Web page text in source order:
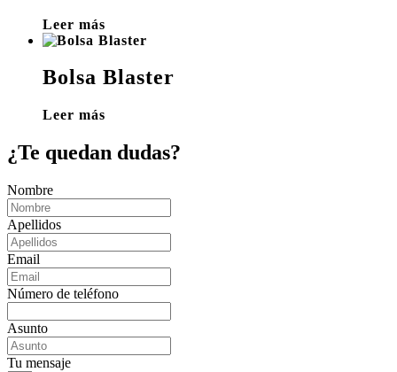
Leer más
Bolsa Blaster
Leer más
¿Te quedan dudas?
Nombre
Apellidos
Email
Número de teléfono
Asunto
Tu mensaje